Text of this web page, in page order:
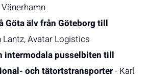
Göta älv från Göteborg till
Lantz, Avatar Logistics
intermodala pusselbiten till
och tätortstransporter- Karl